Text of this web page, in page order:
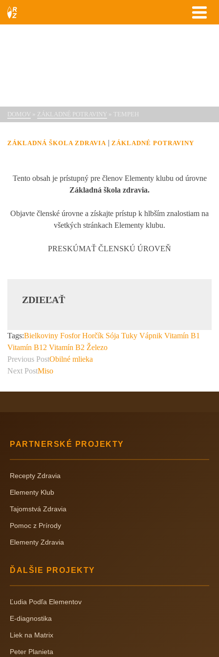
DOMOV » ZÁKLADNÉ POTRAVINY » TEMPEH
ZÁKLADNÁ ŠKOLA ZDRAVIA | ZÁKLADNÉ POTRAVINY
Tento obsah je prístupný pre členov Elementy klubu od úrovne
Základná škola zdravia.
Objavte členské úrovne a získajte prístup k hlbším znalostiam na
všetkých stránkach Elementy klubu.
PRESKÚMAŤ ČLENSKÚ ÚROVEŇ
ZDIEĽAŤ
Tags:Bielkoviny Fosfor Horčík Sója Tuky Vápnik Vitamín B1
Vitamín B12 Vitamín B2 Železo
Previous PostObilné mlieka
Next PostMiso
PARTNERSKÉ PROJEKTY
Recepty Zdravia
Elementy Klub
Tajomstvá Zdravia
Pomoc z Prírody
Elementy Zdravia
ĎALŠIE PROJEKTY
Ľudia Podľa Elementov
E-diagnostika
Liek na Matrix
Peter Planieta